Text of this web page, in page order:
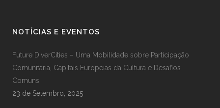
NOTÍCIAS E EVENTOS
Future DiverCities – Uma Mobilidade sobre Participação
Comunitária, Capitais Europeias da Cultura e Desafios
Comuns
23 de Setembro, 2025